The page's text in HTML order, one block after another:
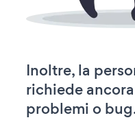
Inoltre, la
richiede
problemi o